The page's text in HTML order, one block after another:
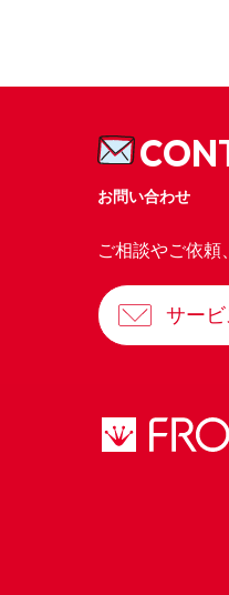
お問い合わせ
ご相談やご依頼
サー